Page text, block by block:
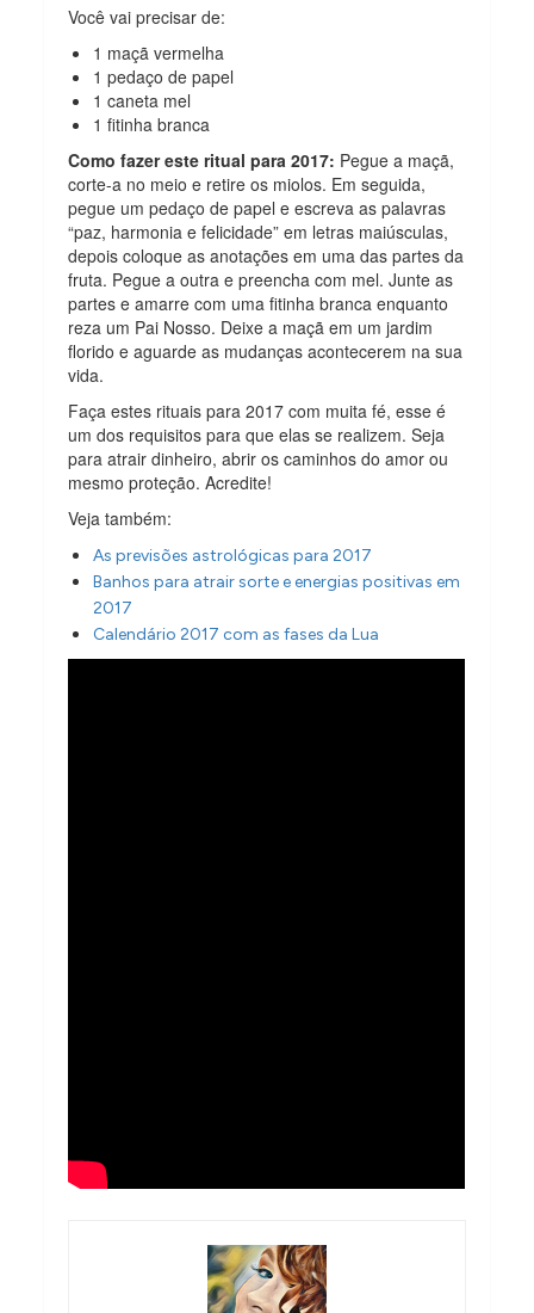
Você vai precisar de:
1 maçã vermelha
1 pedaço de papel
1 caneta mel
1 fitinha branca
Como fazer este ritual para 2017: Pegue a maçã,
corte-a no meio e retire os miolos. Em seguida,
pegue um pedaço de papel e escreva as palavras
“paz, harmonia e felicidade” em letras maiúsculas,
depois coloque as anotações em uma das partes da
fruta. Pegue a outra e preencha com mel. Junte as
partes e amarre com uma fitinha branca enquanto
reza um Pai Nosso. Deixe a maçã em um jardim
florido e aguarde as mudanças acontecerem na sua
vida.
Faça estes rituais para 2017 com muita fé, esse é
um dos requisitos para que elas se realizem. Seja
para atrair dinheiro, abrir os caminhos do amor ou
mesmo proteção. Acredite!
Veja também:
As previsões astrológicas para 2017
Banhos para atrair sorte e energias positivas em
2017
Calendário 2017 com as fases da Lua